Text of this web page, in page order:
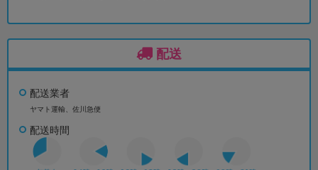
配送
配送業者
ヤマト運輸、佐川急便
配送時間